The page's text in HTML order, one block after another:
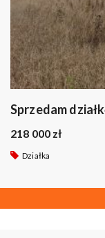
218 000 zł
Działka